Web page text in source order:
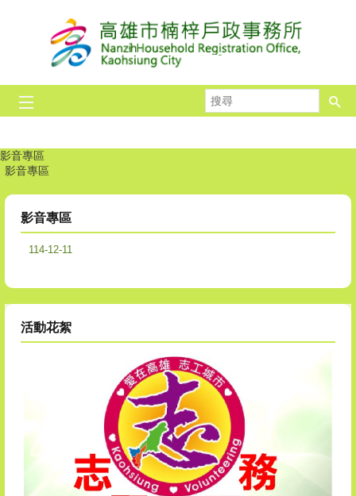
尋
播放中
【重要通知_里鄰合併公告】
【重要提醒】 【楠梓區
【戶政宣導】出境遷出
★☆連續假期暫停服
★☆重要消息☆★當
165打詐儀表板
★☆預約假日
★☆重要宣
★☆高雄
印鑑證
影音專區
影音專區
影音專區
114-12-11
活動花絮